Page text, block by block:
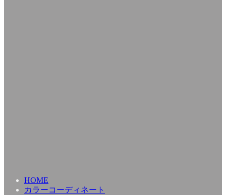
HOME
カラーコーディネート